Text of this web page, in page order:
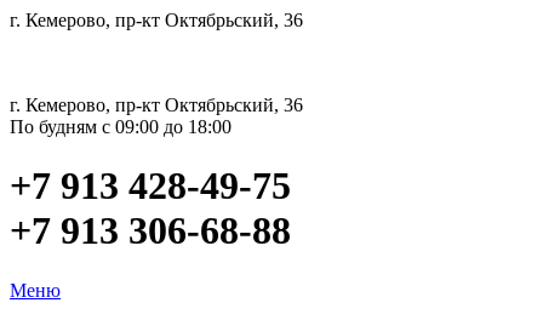
г. Кемерово, пр-кт Октябрьский, 36
г. Кемерово, пр-кт Октябрьский, 36
По будням с 09:00 до 18:00
+7 913 428-49-75
+7 913 306-68-88
Меню